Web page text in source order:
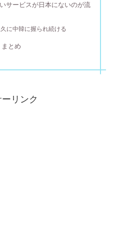
サービスが日本にないのが流
に中韓に握られ続ける
とめ
リンク